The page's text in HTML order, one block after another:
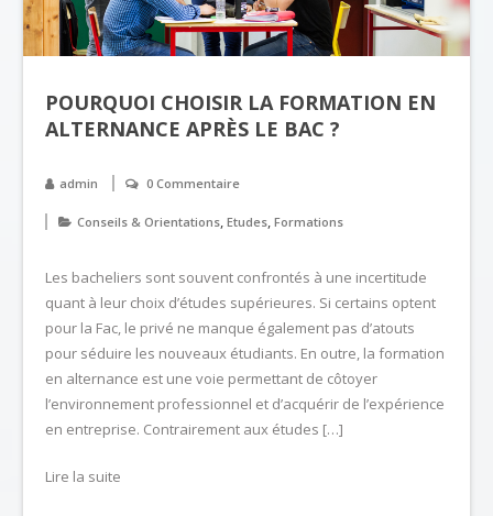
POURQUOI CHOISIR LA FORMATION EN
ALTERNANCE APRÈS LE BAC ?
admin 0 Commentaire
Conseils & Orientations, Etudes, Formations
Les bacheliers sont souvent confrontés à une incertitude
quant à leur choix d’études supérieures. Si certains optent
pour la Fac, le privé ne manque également pas d’atouts
pour séduire les nouveaux étudiants. En outre, la formation
en alternance est une voie permettant de côtoyer
l’environnement professionnel et d’acquérir de l’expérience
en entreprise. Contrairement aux études […]
Lire la suite